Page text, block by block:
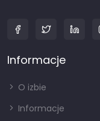
Informacje
O izbie
Informacje